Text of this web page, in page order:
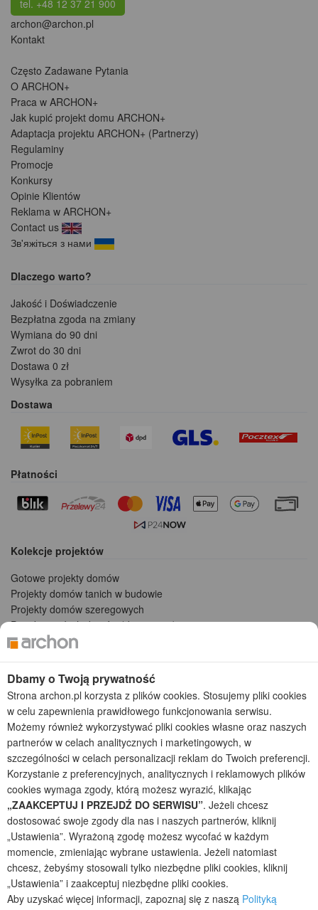
tel. +48 12 37 21 900
archon@archon.pl
Kontakt
Często Zadawane Pytania
O ARCHON+
Praca w ARCHON+
Jak kupić projekt domu ARCHON+
Adaptacja projektu ARCHON+ (Partnerzy)
Regulaminy
Promocje
Konkursy
Opinie Klientów
Reklama w ARCHON+
Contact us
Зв'яжіться з нами
Dlaczego warto?
Jakość i Doświadczenie
Bezpłatna zgoda na zmiany
Wymiana do 90 dni
Zwrot do 30 dni
Dostawa 0 zł
Wysyłka za pobraniem
Dostawa
Płatności
Kolekcje projektów
Gotowe projekty domów
Projekty domów tanich w budowie
Projekty domów szeregowych
Projekty małych domów (do 150 m2)
Projekty domów wielorodzinnych
Projekty domów nowoczesnych
Projekty domów parterowych
2026 © ARCHON+ Biuro Projektów - Tradycyjne i nowoczesne gotowe
projekty domów - autorska pracownia architektoniczna założona w 1990r.
przez arch. Barbarę Mendel
Z uwagi na ciągłe doskonalenie procesu powstawania projektów (zgodnie z
normą ISO 9001), prezentowane na stronie projekty domów mogą
nieznacznie różnić się od dokumentacji technicznej.
Informujemy, iż w celu optymalizacji treści dostępnych w naszym sklepie,
dostosowania ich do Państwa indywidualnych potrzeb korzystamy z
informacji zapisanych za pomocą plików cookies na urządzeniach
końcowych użytkowników. Pliki cookies użytkownik może kontrolować za
pomocą ustawień swojej przeglądarki internetowej. Dalsze korzystanie z
naszego serwisu internetowego, bez zmiany ustawień przeglądarki
internetowej oznacza, iż użytkownik akceptuje stosowanie plików cookies.
Więcej informacji zawartych jest w polityce prywatności.
Dbamy o Twoją prywatność
Strona archon.pl korzysta z plików cookies. Stosujemy pliki cookies
w celu zapewnienia prawidłowego funkcjonowania serwisu.
Możemy również wykorzystywać pliki cookies własne oraz naszych
partnerów w celach analitycznych i marketingowych, w
szczególności w celach personalizacji reklam do Twoich preferencji.
Korzystanie z preferencyjnych, analitycznych i reklamowych plików
cookies wymaga zgody, którą możesz wyrazić, klikając
„ZAAKCEPTUJ I PRZEJDŹ DO SERWISU”. Jeżeli chcesz
dostosować swoje zgody dla nas i naszych partnerów, kliknij
„Ustawienia”. Wyrażoną zgodę możesz wycofać w każdym
momencie, zmieniając wybrane ustawienia. Jeżeli natomiast
chcesz, żebyśmy stosowali tylko niezbędne pliki cookies, kliknij
„Ustawienia” i zaakceptuj niezbędne pliki cookies.
Aby uzyskać więcej informacji, zapoznaj się z naszą Polityką